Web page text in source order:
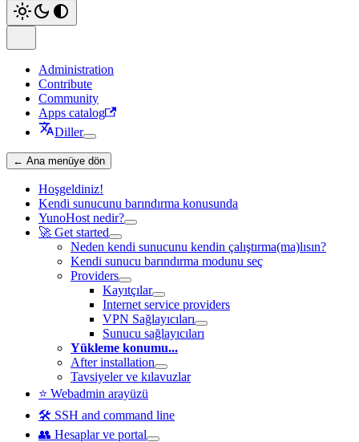
Administration
Contribute
Community
Apps catalog
Diller
← Ana menüye dön
Hoşgeldiniz!
Kendi sunucunu barındırma konusunda
YunoHost nedir?
🚀 Get started
Neden kendi sunucunu kendin çalıştırma(ma)lısın?
Kendi sunucu barındırma modunu seç
Providers
Kayıtçılar
Internet service providers
VPN Sağlayıcıları
Sunucu sağlayıcıları
Yükleme konumu...
After installation
Tavsiyeler ve kılavuzlar
⭐ Webadmin arayüzü
🛠️ SSH and command line
👥 Hesaplar ve portal